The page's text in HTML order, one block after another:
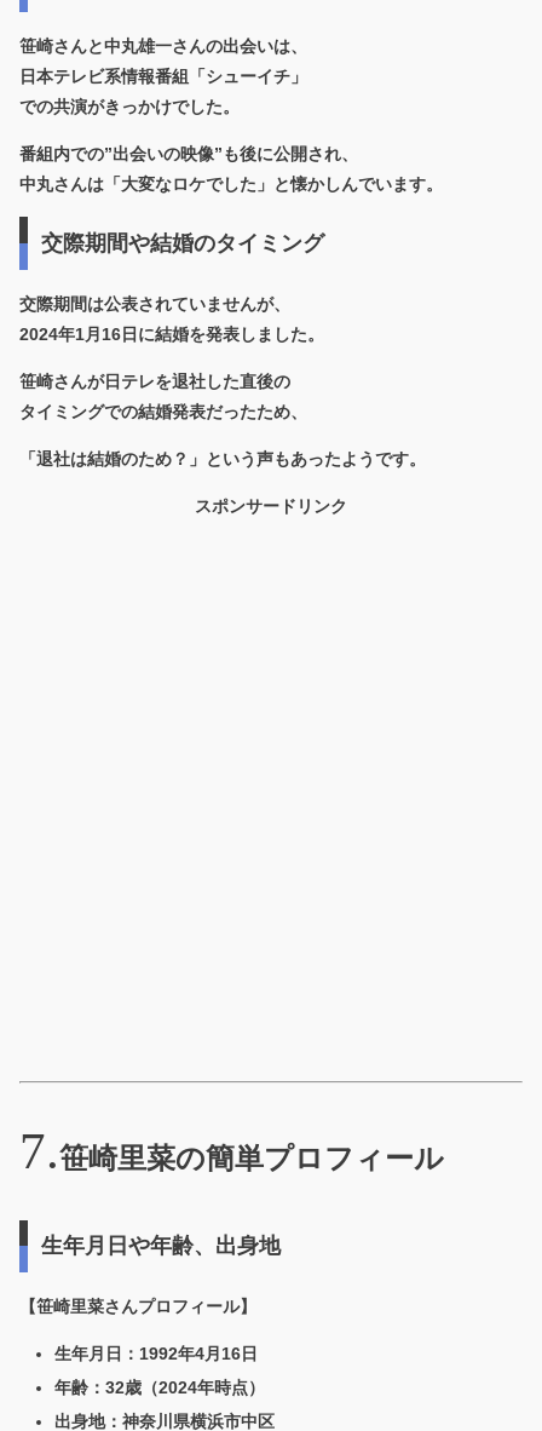
笹崎さんと中丸雄一さんの出会いは、
日本テレビ系情報番組「シューイチ」
での共演がきっかけでした。
番組内での”出会いの映像”も後に公開され、
中丸さんは「大変なロケでした」と懐かしんでいます。
交際期間や結婚のタイミング
交際期間は公表されていませんが、
2024年1月16日に結婚を発表しました。
笹崎さんが日テレを退社した直後の
タイミングでの結婚発表だったため、
「退社は結婚のため？」という声もあったようです。
スポンサードリンク
笹崎里菜の簡単プロフィール
生年月日や年齢、出身地
【笹崎里菜さんプロフィール】
生年月日：1992年4月16日
年齢：32歳（2024年時点）
出身地：神奈川県横浜市中区